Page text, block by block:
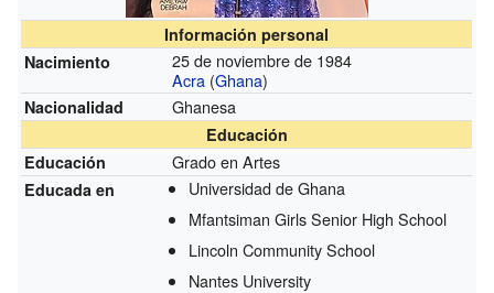
Información personal
Nacimiento
25 de noviembre de 1984
Acra (Ghana)
Nacionalidad Ghanesa
Educación
Educación
Grado en Artes
Educada en
Universidad de Ghana
Mfantsiman Girls Senior High School
Lincoln Community School
Nantes University